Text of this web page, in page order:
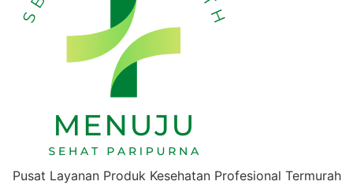
Pusat Layanan Produk Kesehatan Profesional Termurah